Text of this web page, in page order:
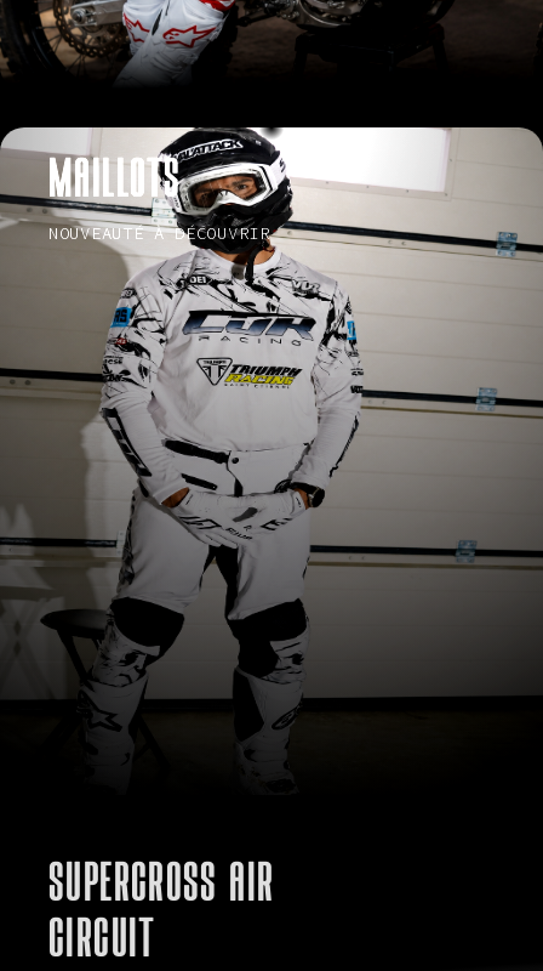
MAILLOTS
NOUVEAUTÉ À DÉCOUVRIR
SUPERCROSS AIR
CIRCUIT